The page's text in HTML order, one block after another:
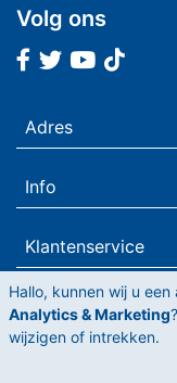
Volg ons
Facebook
TwitterYoutube
Tiktok
Adres
Info
Klantenservice
Hallo, kunnen wij u
Analytics & Marketing
wijzigen of intrekken.